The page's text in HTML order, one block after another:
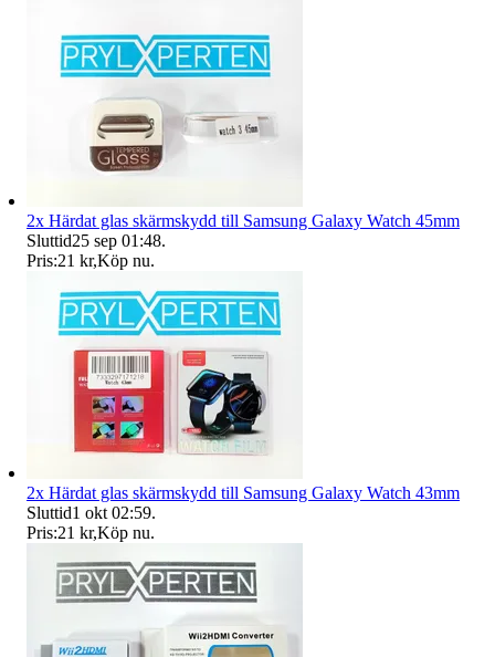
2x Härdat glas skärmskydd till Samsung Galaxy Watch 45mm
Sluttid25 sep 01:48.
Pris:21 kr,Köp nu.
2x Härdat glas skärmskydd till Samsung Galaxy Watch 43mm
Sluttid1 okt 02:59.
Pris:21 kr,Köp nu.